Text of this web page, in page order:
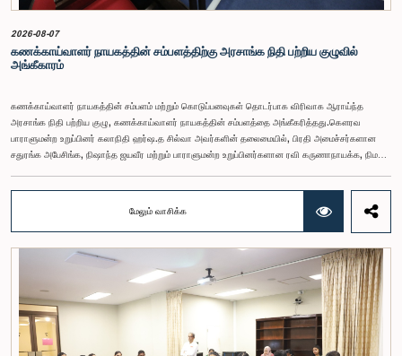
2026-08-07
கணக்காய்வாளர் நாயகத்தின் சம்பளத்திற்கு அரசாங்க நிதி பற்றிய குழுவில்
அங்கீகாரம்
கணக்காய்வாளர் நாயகத்தின் சம்பளம் மற்றும் கொடுப்பனவுகள் தொடர்பாக விரிவாக ஆராய்ந்த
அரசாங்க நிதி பற்றிய குழு, கணக்காய்வாளர் நாயகத்தின் சம்பளத்தை அங்கீகரித்தது.கௌரவ
பாராளுமன்ற உறுப்பினர் கலாநிதி ஹர்ஷ.த சில்வா அவர்களின் தலைமையில், பிரதி அமைச்சர்களான
சதுரங்க அபேசிங்க, நிஷாந்த ஜயவீர மற்றும் பாராளுமன்ற உறுப்பினர்களான ரவி கருணாநாயக்க, நிமல்
நிதி பற்றிய குழுக் கூட்டத்திலேயே இந்த அங்கீகாரம் வழங்கப்பட்டது.இலங்கை ஜனநாயக சோசலிசக்
குடியரசின் அரசியலமைப்பின் 153(2) ஆம் உறுப்புரையின் பிரகாரம், கணக்காய்வாளர் நாயகத்தின்
சம்பளம் தொடர்பான பிரேரணை குழுவின் கவனத்திற்கு கொண்டு வரப்பட்டது.இதன்போது,
கணக்காய்வாளர் நாயகத்தின் பொறுப்புகள், அரச நிதி மேற்பார்வை மற்றும் கணக்காய்வுத் துறையின்
சுயாதீனத் தன்மை உள்ளிட்ட விடயங்களை கருத்தில் கொண்டு, சம்பள மட்டம் தொடர்பாக குழுத்
தலைவர் உள்ளிட்ட உறுப்பினர்கள் தமது கருத்துகளையும் பரிந்துரைகளையும் முன்வைத்தனர்.மேலும்,
அரசியலமைப்பின் 170 ஆம் உறுப்புரையின் பிரகாரம், கணக்காய்வாளர் நாயகம் ஒரு அரசாங்க ஊழியர்
அல்ல என்பதையும், நடைமுறையில் உள்ள அரசாங்க சம்பள அளவுகோலுக்கு வெளியே இப்பதவிக்கான
சம்பளத்தை விசேடமாக பரிசீலிக்க முடியும் என்பதையும் குழு சுட்டிக்காட்டியது.முன்மொழியப்பட்ட சம்பளத்
தொகை, முன்னர் பதவி வகித்த கணக்காய்வாளர் நாயகங்களின் சம்பளங்களையும் கருத்தில் கொண்டு
மேலும் வாசிக்க